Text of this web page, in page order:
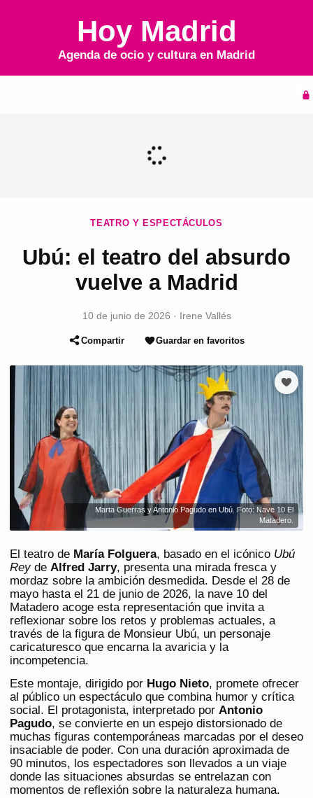
Hoy Madrid
Agenda de ocio y cultura en Madrid
TEATRO Y ESPECTÁCULOS
Ubú: el teatro del absurdo
vuelve a Madrid
10 de junio de 2026 · Irene Vallés
Compartir Guardar en favoritos
Marta Guerras y Antonio Pagudo en Ubú. Foto: Nave 10 El
Matadero.
El teatro de María Folguera, basado en el icónico Ubú
Reyde Alfred Jarry, presenta una mirada fresca y
mordaz sobre la ambición desmedida. Desde el 28 de
mayo hasta el 21 de junio de 2026, la nave 10 del
Matadero acoge esta representación que invita a
reflexionar sobre los retos y problemas actuales, a
través de la figura de Monsieur Ubú, un personaje
caricaturesco que encarna la avaricia y la
incompetencia.
Este montaje, dirigido por Hugo Nieto, promete ofrecer
al público un espectáculo que combina humor y crítica
social. El protagonista, interpretado por Antonio
Pagudo, se convierte en un espejo distorsionado de
muchas figuras contemporáneas marcadas por el deseo
insaciable de poder. Con una duración aproximada de
90 minutos, los espectadores son llevados a un viaje
donde las situaciones absurdas se entrelazan con
momentos de reflexión sobre la naturaleza humana.